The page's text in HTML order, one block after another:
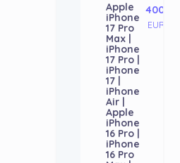
Apple
iPhone
17 Pro
Max |
iPhone
17 Pro |
iPhone
17 |
iPhone
Air |
Apple
iPhone
16 Pro |
iPhone
16 Pro
400
EUR